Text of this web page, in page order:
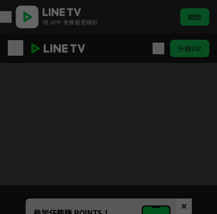
用 APP 免費看更精彩 開啟
升級VIP
Unmute
如有不便請見諒